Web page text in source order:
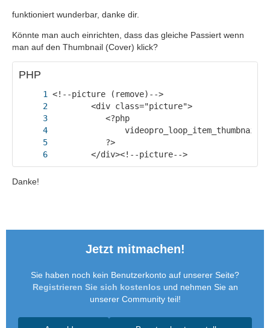
funktioniert wunderbar, danke dir.
Könnte man auch einrichten, dass das gleiche Passiert wenn
man auf den Thumbnail (Cover) klick?
PHP
        </div><!--picture-->
Danke!
Jetzt mitmachen!
Sie haben noch kein Benutzerkonto auf unserer Seite?
Registrieren Sie sich kostenlos und nehmen Sie an
unserer Community teil!